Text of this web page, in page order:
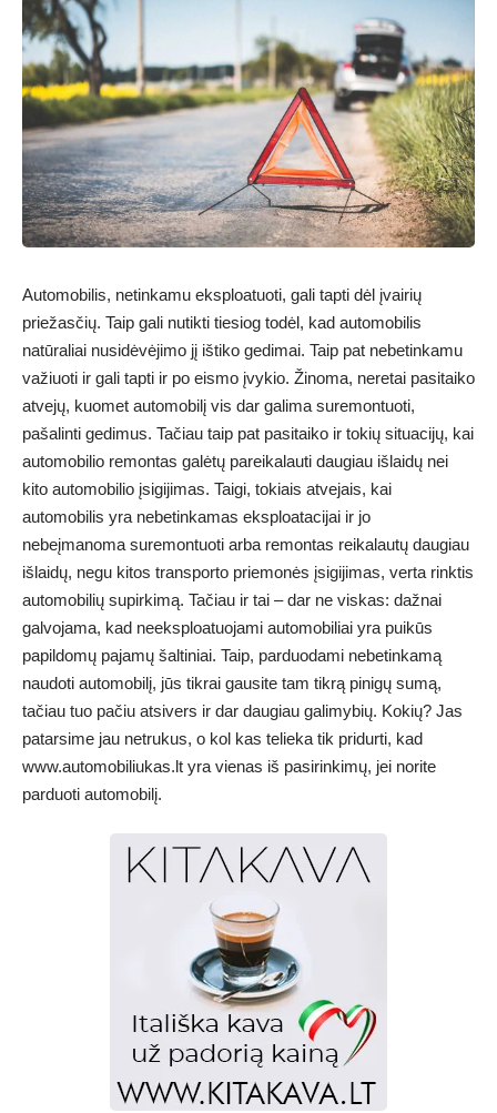
Automobilis, netinkamu eksploatuoti, gali tapti dėl įvairių
priežasčių. Taip gali nutikti tiesiog todėl, kad automobilis
natūraliai nusidėvėjimo jį ištiko gedimai. Taip pat nebetinkamu
važiuoti ir gali tapti ir po eismo įvykio. Žinoma, neretai pasitaiko
atvejų, kuomet automobilį vis dar galima suremontuoti,
pašalinti gedimus. Tačiau taip pat pasitaiko ir tokių situacijų, kai
automobilio remontas galėtų pareikalauti daugiau išlaidų nei
kito automobilio įsigijimas. Taigi, tokiais atvejais, kai
automobilis yra nebetinkamas eksploatacijai ir jo
nebeįmanoma suremontuoti arba remontas reikalautų daugiau
išlaidų, negu kitos transporto priemonės įsigijimas, verta rinktis
automobilių supirkimą. Tačiau ir tai – dar ne viskas: dažnai
galvojama, kad neeksploatuojami automobiliai yra puikūs
papildomų pajamų šaltiniai. Taip, parduodami nebetinkamą
naudoti automobilį, jūs tikrai gausite tam tikrą pinigų sumą,
tačiau tuo pačiu atsivers ir dar daugiau galimybių. Kokių? Jas
patarsime jau netrukus, o kol kas telieka tik pridurti, kad
www.automobiliukas.lt yra vienas iš pasirinkimų, jei norite
parduoti automobilį.